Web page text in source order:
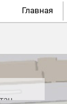
Главная